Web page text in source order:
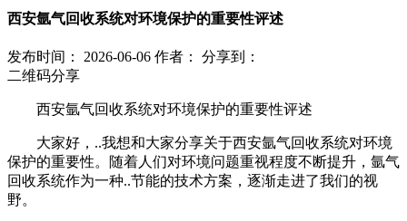
西安氩气回收系统对环境保护的重要性评述
发布时间： 2026-06-06 作者：
分享到：
二维码分享
西安氩气回收系统对环境保护的重要性评述
大家好，..我想和大家分享关于西安氩气回收系统对环境
保护的重要性。随着人们对环境问题重视程度不断提升，氩气
回收系统作为一种..节能的技术方案，逐渐走进了我们的视
野。